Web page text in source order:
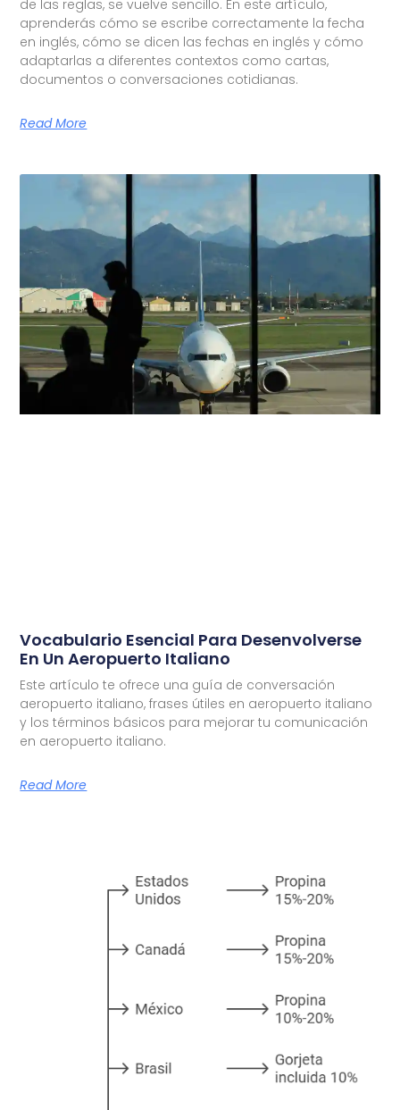
de las reglas, se vuelve sencillo. En este artículo,
aprenderás cómo se escribe correctamente la fecha
en inglés, cómo se dicen las fechas en inglés y cómo
adaptarlas a diferentes contextos como cartas,
documentos o conversaciones cotidianas.
Read More
Vocabulario Esencial Para Desenvolverse
En Un Aeropuerto Italiano
Este artículo te ofrece una guía de conversación
aeropuerto italiano, frases útiles en aeropuerto italiano
y los términos básicos para mejorar tu comunicación
en aeropuerto italiano.
Read More